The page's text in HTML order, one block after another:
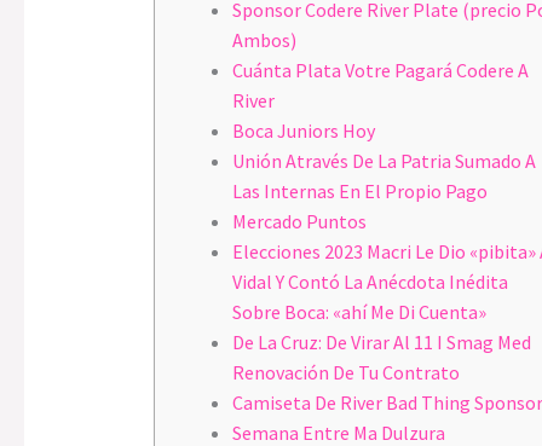
Sponsor Codere River Plate (precio
Ambos)
Cuánta Plata Votre Pagará Codere A
River
Boca Juniors Hoy
Unión Através De La Patria Sumado A
Las Internas En El Propio Pago
Mercado Puntos
Elecciones 2023 Macri Le Dio «pibita»
Vidal Y Contó La Anécdota Inédita
Sobre Boca: «ahí Me Di Cuenta»
De La Cruz: De Virar Al 11 I Smag Med
Renovación De Tu Contrato
Camiseta De River Bad Thing Sponsor
Semana Entre Ma Dulzura